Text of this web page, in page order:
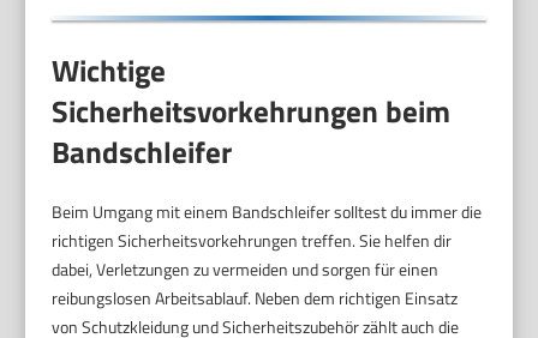
Wichtige
Sicherheitsvorkehrungen beim
Bandschleifer
Beim Umgang mit einem Bandschleifer solltest du immer die
richtigen Sicherheitsvorkehrungen treffen. Sie helfen dir
dabei, Verletzungen zu vermeiden und sorgen für einen
reibungslosen Arbeitsablauf. Neben dem richtigen Einsatz
von Schutzkleidung und Sicherheitszubehör zählt auch die